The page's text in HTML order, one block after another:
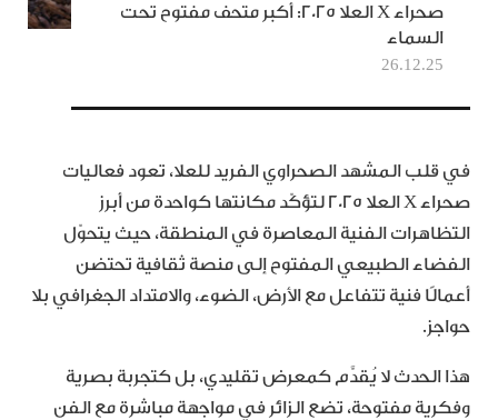
صحراء X العلا 2025: أكبر متحف مفتوح تحت
السماء
26.12.25
في قلب المشهد الصحراوي الفريد للعلا، تعود فعاليات
صحراء X العلا 2025 لتؤكّد مكانتها كواحدة من أبرز
التظاهرات الفنية المعاصرة في المنطقة، حيث يتحوّل
الفضاء الطبيعي المفتوح إلى منصة ثقافية تحتضن
أعمالًا فنية تتفاعل مع الأرض، الضوء، والامتداد الجغرافي بلا
حواجز.
هذا الحدث لا يُقدَّم كمعرض تقليدي، بل كتجربة بصرية
وفكرية مفتوحة، تضع الزائر في مواجهة مباشرة مع الفن